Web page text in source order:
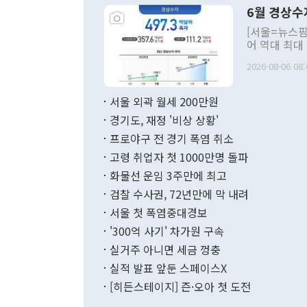
주의적 희망
관의 대북
관 부처 장
관의 무리한
다. [정동영 통일부 장관이 지난달 23일 오후 서울 종로구 정부서울청사에
무너졌다고
함께 4자 대
"우리의 선
6월 경상
[서울=뉴스
어 역대 최
료=한국은행] 한국은행이 6일 발표한 '2026년 6월 국제수지(잠정)'
며 월간 기
196.9% 급
수출은
기록했지만
로 전환됐다.
2026-08-06
서울 외곽 월세 200만원
경기도, 재정 '비상 상황'
프로야구 전 경기 폭염 취소
고령 취업자 첫 1000만명 돌파
화물선 운임 3주만에 최고
검찰 수사권, 72년만에 막 내려
서울 첫 폭염중대경보
'300억 사기' 차가원 구속
실거주 아니면 세금 껑충
실적 발표 앞둔 스페이스X
[히든스테이지] 즌·오아 첫 도전